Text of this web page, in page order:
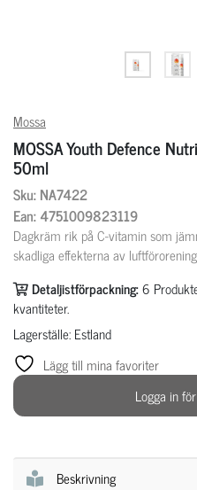
Mossa
MOSSA Youth Defence
50ml
Sku: NA7422
Ean: 4751009823119
Dagkräm rik på C-vitamin som
skadliga effekterna av
Detaljistförpackning:6
kvantiteter.
Lagerställe: Estland
Lägg till mina favoriter
Logga in
Beskrivning